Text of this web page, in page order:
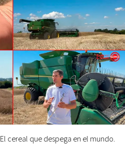
El cereal que despega en el mundo.